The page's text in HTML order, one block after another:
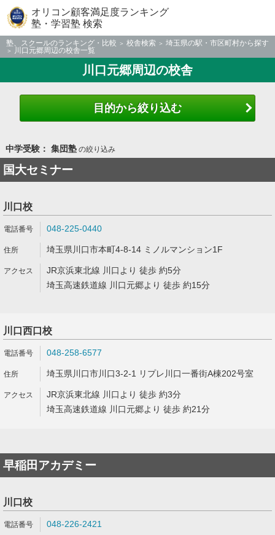
オリコン顧客満足度ランキング
塾・学習塾 検索
塾、スクールのランキング・比較 校舎検索
埼玉県の駅・市区町村から探す
川口元郷周辺の校舎一覧
川口元郷周辺の校舎
目的から絞り込む
中学受験： 集団塾の絞り込み
国大セミナー
川口校
048-225-0440
埼玉県川口市本町4-8-14 ミノルマンション1F
JR京浜東北線 川口より 徒歩 約5分
埼玉高速鉄道線 川口元郷より 徒歩 約15分
川口西口校
048-258-6577
埼玉県川口市川口3-2-1 リプレ川口一番街A棟202号室
JR京浜東北線 川口より 徒歩 約3分
埼玉高速鉄道線 川口元郷より 徒歩 約21分
早稲田アカデミー
川口校
048-226-2421